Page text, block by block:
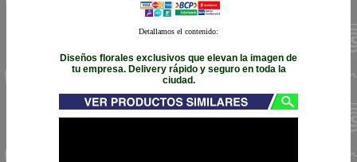
Detallamos el contenido:
Diseños florales exclusivos que elevan la imagen de
tu empresa. Delivery rápido y seguro en toda la
ciudad.